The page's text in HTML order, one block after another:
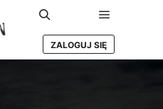
Szukaj Główne
ZALOGUJ SIĘ